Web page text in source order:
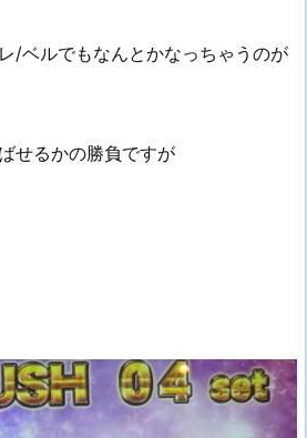
/ベルでもなんとかなっちゃうのが
せるかの勝負ですが